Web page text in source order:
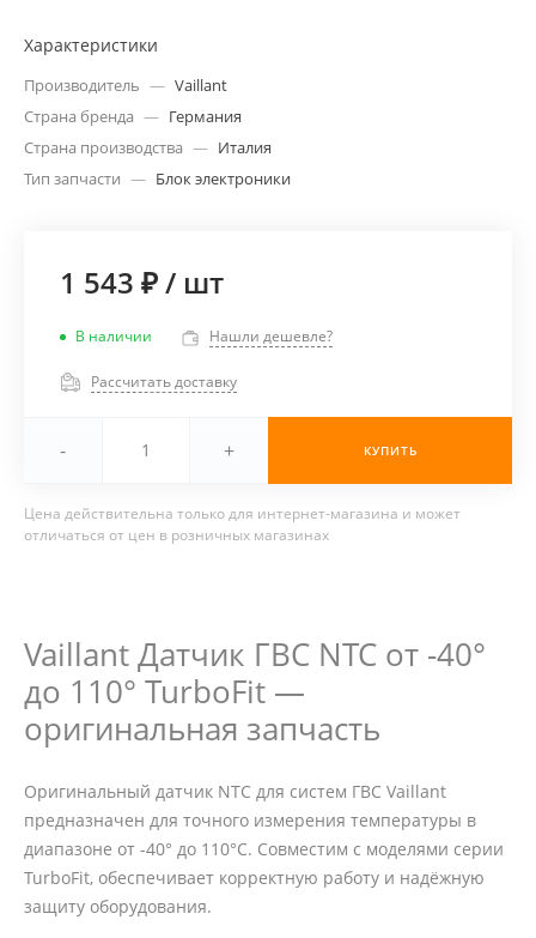
Характеристики
Производитель — Vaillant
Страна бренда — Германия
Страна производства — Италия
Тип запчасти — Блок электроники
1 543 ₽/ шт
В наличии Нашли дешевле?
Рассчитать доставку
- + КУПИТЬ
Цена действительна только для интернет-магазина и может
отличаться от цен в розничных магазинах
Vaillant Датчик ГВС NTC от -40°
до 110° TurboFit —
оригинальная запчасть
Оригинальный датчик NTC для систем ГВС Vaillant
предназначен для точного измерения температуры в
диапазоне от -40° до 110°C. Совместим с моделями серии
TurboFit, обеспечивает корректную работу и надёжную
защиту оборудования.